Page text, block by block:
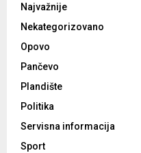
Najvažnije
Nekategorizovano
Opovo
Pančevo
Plandište
Politika
Servisna informacija
Sport